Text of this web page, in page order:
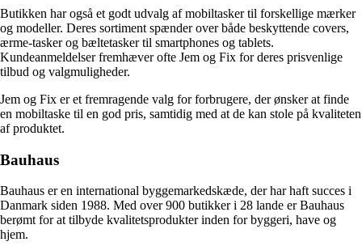
Butikken har også et godt udvalg af mobiltasker til forskellige mærker
og modeller. Deres sortiment spænder over både beskyttende covers,
ærme-tasker og bæltetasker til smartphones og tablets.
Kundeanmeldelser fremhæver ofte Jem og Fix for deres prisvenlige
tilbud og valgmuligheder.
Jem og Fix er et fremragende valg for forbrugere, der ønsker at finde
en mobiltaske til en god pris, samtidig med at de kan stole på kvaliteten
af produktet.
Bauhaus
Bauhaus er en international byggemarkedskæde, der har haft succes i
Danmark siden 1988. Med over 900 butikker i 28 lande er Bauhaus
berømt for at tilbyde kvalitetsprodukter inden for byggeri, have og
hjem.